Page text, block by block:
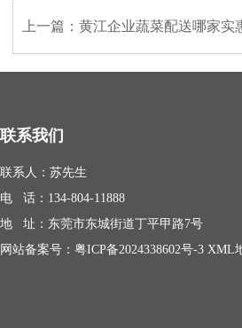
上一篇： 黄江企业蔬菜配送哪家实惠
联系我们
联系人：苏先生
电 话：134-804-11888
地 址：东莞市东城街道丁平甲路7号
网站备案号： 粤ICP备2024338602号-3 XML